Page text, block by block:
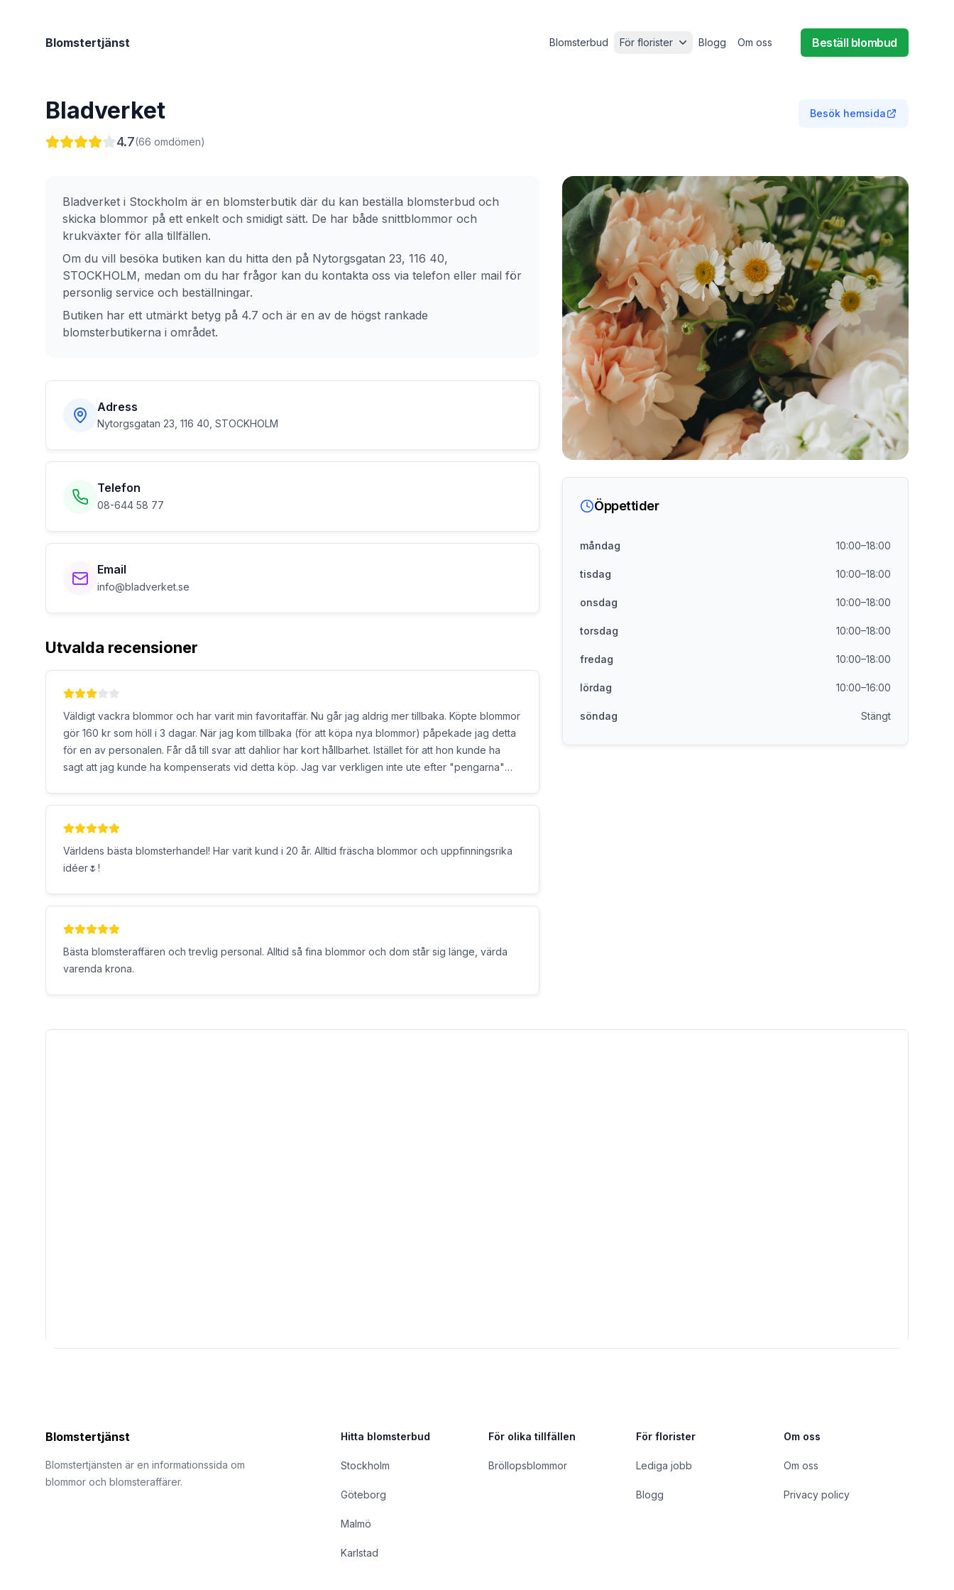
Blomstertjänst Blomsterbud För florister Blogg Om oss Beställ blombud
Bladverket Besök hemsida
4.7(66 omdömen)
Bladverket i Stockholm är en blomsterbutik där du kan beställa blomsterbud och
skicka blommor på ett enkelt och smidigt sätt. De har både snittblommor och
krukväxter för alla tillfällen.
Om du vill besöka butiken kan du hitta den på Nytorgsgatan 23, 116 40,
STOCKHOLM, medan om du har frågor kan du kontakta oss via telefon eller mail för
personlig service och beställningar.
Butiken har ett utmärkt betyg på 4.7 och är en av de högst rankade
blomsterbutikerna i området.
Adress
Nytorgsgatan 23, 116 40, STOCKHOLM
Telefon
08-644 58 77
Email
info@bladverket.se
Utvalda recensioner
Väldigt vackra blommor och har varit min favoritaffär. Nu går jag aldrig mer tillbaka. Köpte blommor
gör 160 kr som höll i 3 dagar. När jag kom tillbaka (för att köpa nya blommor) påpekade jag detta
för en av personalen. Får då till svar att dahlior har kort hållbarhet. Istället för att hon kunde ha
sagt att jag kunde ha kompenserats vid detta köp. Jag var verkligen inte ute efter "pengarna"
Världens bästa blomsterhandel! Har varit kund i 20 år. Alltid fräscha blommor och uppfinningsrika
idéer🌷!
Bästa blomsteraffären och trevlig personal. Alltid så fina blommor och dom står sig länge, värda
varenda krona.
Öppettider
måndag 10:00–18:00
tisdag 10:00–18:00
onsdag 10:00–18:00
torsdag 10:00–18:00
fredag 10:00–18:00
lördag 10:00–16:00
söndag Stängt
Blomstertjänst
Blomstertjänsten är en informationssida om
blommor och blomsteraffärer.
Hitta blomsterbud
Stockholm
Göteborg
Malmö
Karlstad
För olika tillfällen
Bröllopsblommor
För florister
Lediga jobb
Blogg
Om oss
Om oss
Privacy policy